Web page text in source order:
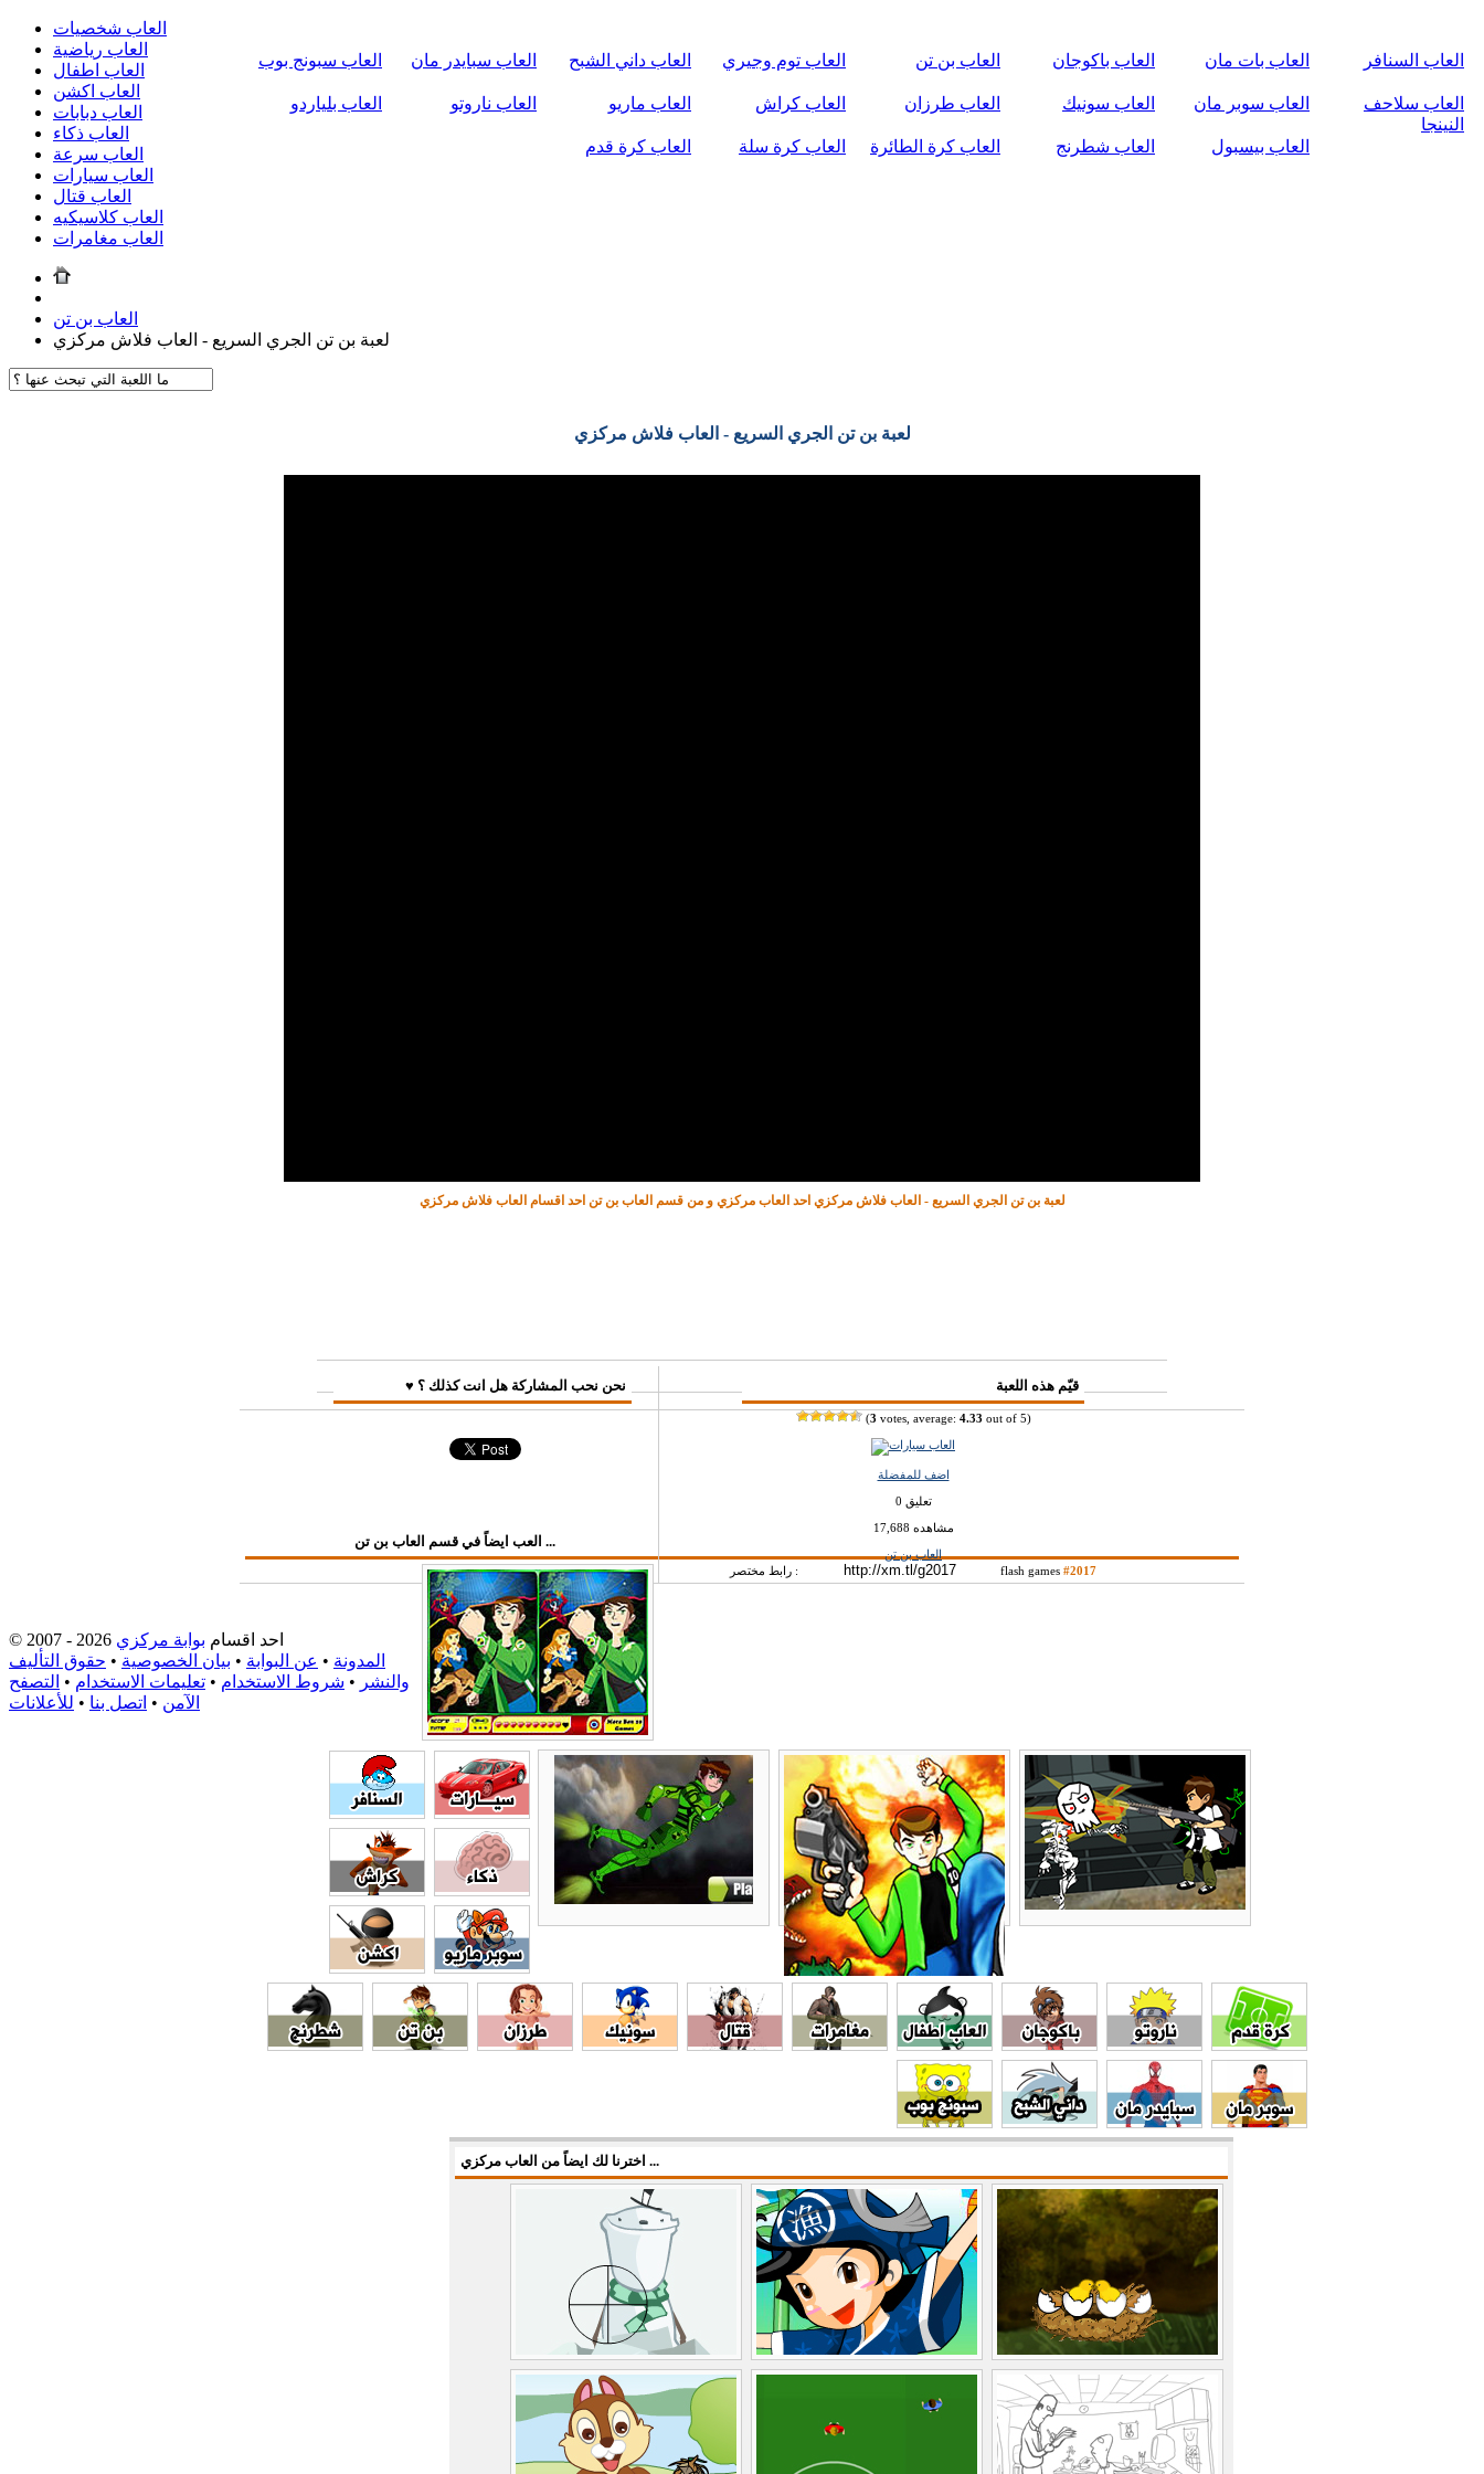
العاب شخصيات
العاب السنافر
العاب بات مان العاب باكوجان العاب بن تن العاب توم وجيري العاب داني الشبح العاب سبايدر مان العاب سبونج بوب
العاب سلاحف
النينجا
العاب سوبر مان العاب سونيك العاب طرزان العاب كراش العاب ماريو العاب ناروتو
العاب رياضية
العاب بلياردو
العاب بيسبول العاب شطرنج العاب كرة الطائرة العاب كرة سلة العاب كرة قدم
العاب اطفال
العاب اكشن
العاب دبابات
العاب ذكاء
العاب سرعة
العاب سيارات
العاب قتال
العاب كلاسيكيه
العاب مغامرات
العاب بن تن
لعبة بن تن الجري السريع - العاب فلاش مركزي
لعبة بن تن الجري السريع - العاب فلاش مركزي
لعبة بن تن الجري السريع - العاب فلاش مركزي احد العاب مركزي و من قسم العاب بن تن احد اقسام العاب فلاش مركزي
قيّم هذه اللعبة
(3 votes, average: 4.33 out of 5)
اضف للمفضلة
0 تعليق
17,688 مشاهده
العاب بن تن
رابط مختصر :
flash games #2017
♥ نحن نحب المشاركة هل انت كذلك ؟
العب ايضاً في قسم العاب بن تن ...
اخترنا لك ايضاً من العاب مركزي ...
© 2007 - 2026 احد اقسام بوابة مركزي
المدونة • عن البوابة • بيان الخصوصية • حقوق التأليف
والنشر • شروط الاستخدام • تعليمات الاستخدام • التصفح
الآمن • اتصل بنا • للأعلانات